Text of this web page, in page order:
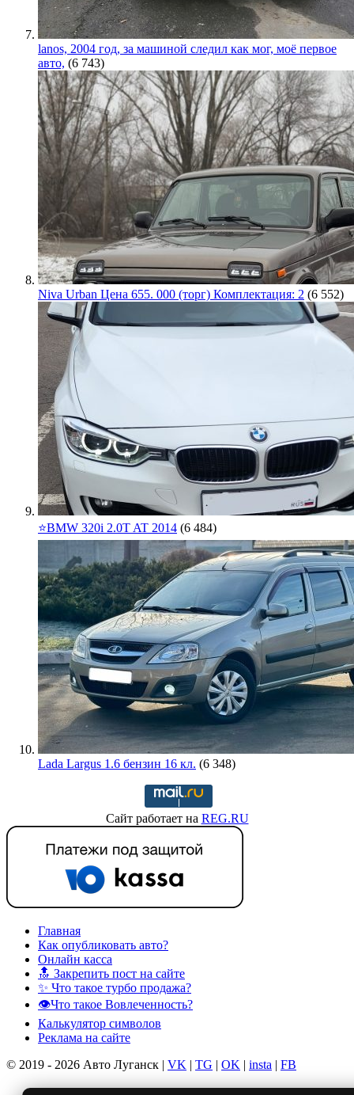
lanos, 2004 год, за машиной следил как мог, моё первое
авто, (6 743)
Niva Urban Цена 655. 000 (торг) Комплектация: 2 (6 552)
⭐️BMW 320i 2.0T AT 2014 (6 484)
Lada Largus 1.6 бензин 16 кл. (6 348)
Сайт работает на REG.RU
Главная
Как опубликовать авто?
Онлайн касса
🔝 Закрепить пост на сайте
✨ Что такое турбо продажа?
👁️Что такое Вовлеченность?
Калькулятор символов
Реклама на сайте
© 2019 - 2026 Авто Луганск | VK | TG | OK | insta | FB